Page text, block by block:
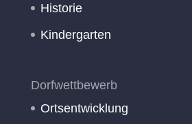
Historie
Kindergarten
Dorfwettbewerb
Ortsentwicklung